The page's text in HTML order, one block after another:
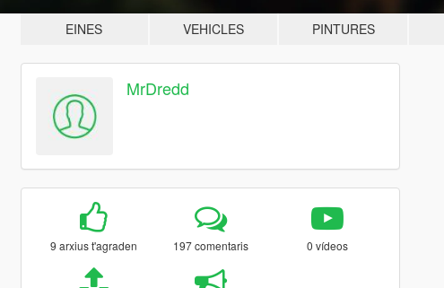
EINES VEHICLES PINTURES
MrDredd
9 arxius t'agraden 197 comentaris 0 vídeos